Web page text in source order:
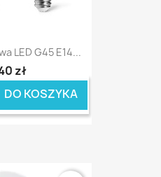
LED G45 E14...
zł
DO KOSZYKA